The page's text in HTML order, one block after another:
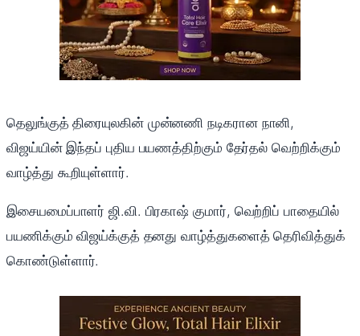
தெலுங்குத் திரையுலகின் முன்னணி நடிகரான நானி,
விஜய்யின் இந்தப் புதிய பயணத்திற்கும் தேர்தல் வெற்றிக்கும்
வாழ்த்து கூறியுள்ளார்.
இசையமைப்பாளர் ஜி.வி. பிரகாஷ் குமார், வெற்றிப் பாதையில்
பயணிக்கும் விஜய்க்குத் தனது வாழ்த்துகளைத் தெரிவித்துக்
கொண்டுள்ளார்.